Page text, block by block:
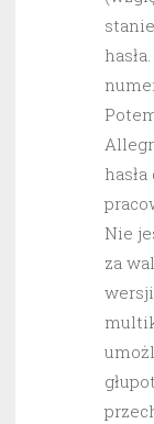
Nie
za